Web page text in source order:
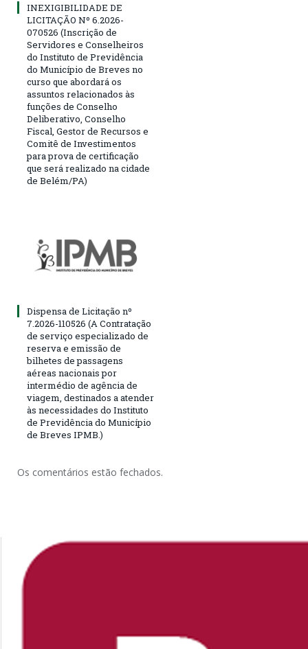
INEXIGIBILIDADE DE
LICITAÇÃO Nº 6.2026-
070526 (Inscrição de
Servidores e Conselheiros
do Instituto de Previdência
do Município de Breves no
curso que abordará os
assuntos relacionados às
funções de Conselho
Deliberativo, Conselho
Fiscal, Gestor de Recursos e
Comitê de Investimentos
para prova de certificação
que será realizado na cidade
de Belém/PA)
Dispensa de Licitação nº
7.2026-110526 (A Contratação
de serviço especializado de
reserva e emissão de
bilhetes de passagens
aéreas nacionais por
intermédio de agência de
viagem, destinados a atender
às necessidades do Instituto
de Previdência do Município
de Breves IPMB.)
Os comentários estão fechados.